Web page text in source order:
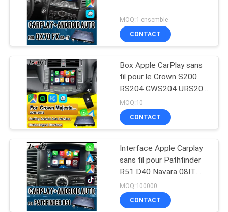
MOQ:1 ensemble
CONTACT
Box Apple CarPlay sans
fil pour le Crown S200
RS204 GWS204 URS204
URS206 Majesta XV
Athlete Saloon Toyota
intégré Android Auto
MOQ:10
CONTACT
Interface Apple Carplay
sans fil pour Pathfinder
R51 D40 Navara 08IT
avec Android Auto,
Bluetooth, WiFi, YouTube
Music
MOQ:100000
CONTACT